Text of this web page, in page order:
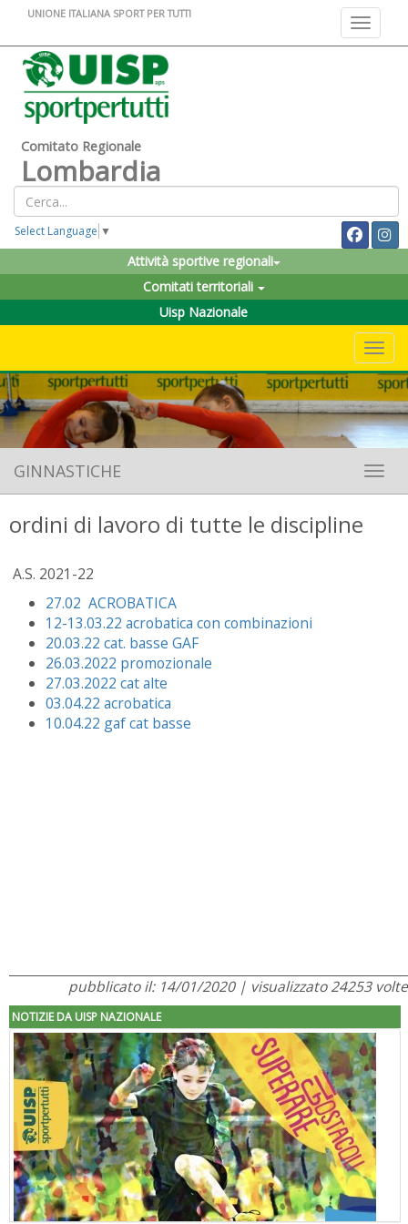
Toggle
UNIONE ITALIANA SPORT PER TUTTI
Comitato Regionale
Lombardia
Select Language ▼
Attività sportive regionali
Comitati territoriali
Uisp Nazionale
GINNASTICHE
ordini di lavoro di tutte le discipline
A.S. 2021-22
27.02 ACROBATICA
12-13.03.22 acrobatica con combinazioni
20.03.22 cat. basse GAF
26.03.2022 promozionale
27.03.2022 cat alte
03.04.22 acrobatica
10.04.22 gaf cat basse
pubblicato il: 14/01/2020 | visualizzato 24253 volte
NOTIZIE DA UISP NAZIONALE